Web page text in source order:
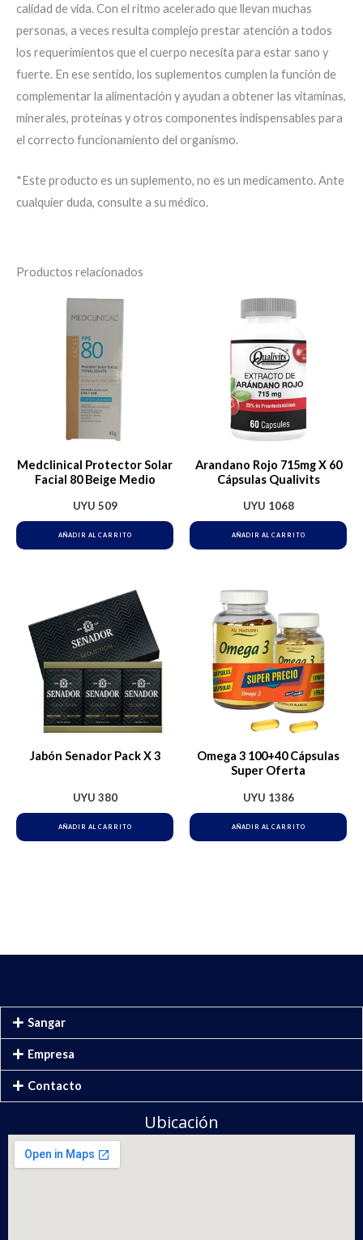
calidad de vida. Con el ritmo acelerado que llevan muchas
personas, a veces resulta complejo prestar atención a todos
los requerimientos que el cuerpo necesita para estar sano y
fuerte. En ese sentido, los suplementos cumplen la función de
complementar la alimentación y ayudan a obtener las vitaminas,
minerales, proteínas y otros componentes indispensables para
el correcto funcionamiento del organismo.
*Este producto es un suplemento, no es un medicamento. Ante
cualquier duda, consulte a su médico.
Productos relacionados
Medclinical Protector Solar
Facial 80 Beige Medio
UYU 509
AÑADIR AL CARRITO
Arandano Rojo 715mg X 60
Cápsulas Qualivits
UYU 1068
AÑADIR AL CARRITO
Jabón Senador Pack X 3
UYU 380
AÑADIR AL CARRITO
Omega 3 100+40 Cápsulas
Super Oferta
UYU 1386
AÑADIR AL CARRITO
Sangar
Empresa
Contacto
Ubicación